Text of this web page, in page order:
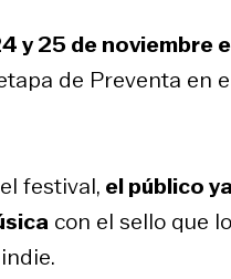
y 25 de noviembre
de Preventa en
festival, el público
con el sello que